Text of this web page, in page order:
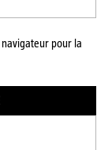
:*
pour la